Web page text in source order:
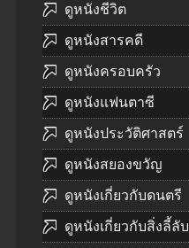
ดูหนังชีวิต
ดูหนังสารคดี
ดูหนังครอบครัว
ดูหนังแฟนตาซี
ดูหนังประวัติศาสตร์
ดูหนังสยองขวัญ
ดูหนังเกี่ยวกับดนตรี
ดูหนังเกี่ยวกับสิ่งลี้ลับ